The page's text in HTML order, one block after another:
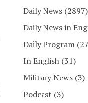
Daily News (2897)
Daily News in
Daily Program
In English (31)
Military News (3)
Podcast (3)